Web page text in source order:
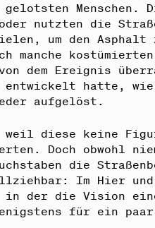
gelotsten Menschen.
oder nutzten die
um den Asphalt
manche
dem Ereignis
hatte,
aufgelöst.
diese keine
Doch obwohl
die
Im Hier
in der die Vision
für ein paar